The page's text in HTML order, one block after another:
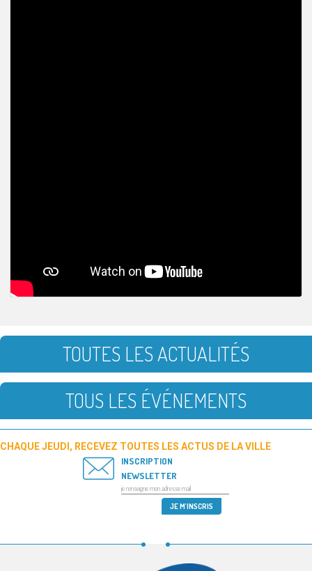
TOUTES LES ACTUALITÉS
TOUS LES ÉVÉNEMENTS
CHAQUE JEUDI, RECEVEZ TOUTES LES ACTUS DE LA VILLE
INSCRIPTION
NEWSLETTER